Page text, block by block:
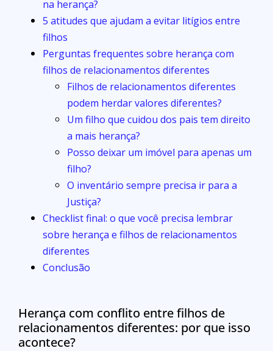
na herança?
5 atitudes que ajudam a evitar litígios entre
filhos
Perguntas frequentes sobre herança com
filhos de relacionamentos diferentes
Filhos de relacionamentos diferentes
podem herdar valores diferentes?
Um filho que cuidou dos pais tem direito
a mais herança?
Posso deixar um imóvel para apenas um
filho?
O inventário sempre precisa ir para a
Justiça?
Checklist final: o que você precisa lembrar
sobre herança e filhos de relacionamentos
diferentes
Conclusão
Herança com conflito entre filhos de
relacionamentos diferentes: por que isso
acontece?